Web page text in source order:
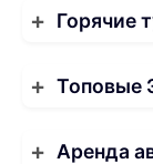
Горячие
Топовые
Аренда